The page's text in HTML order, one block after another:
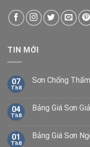
TIN MỚI
07
Th8
Sơn Chống
04
Th8
Bảng Giá Sơn
01
Th8
Bảng Giá Sơn